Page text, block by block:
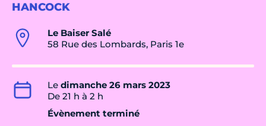
HANCOCK
Le Baiser Salé
58 Rue des Lombards, Paris 1e
Le dimanche 26 mars 2023
De 21 h à 2 h
Évènement terminé